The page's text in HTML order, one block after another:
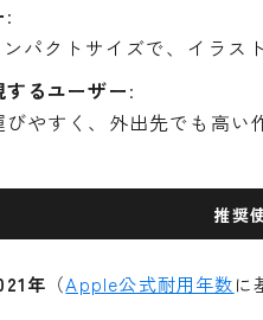
:
ンパクトサイズで、イラス
るユーザー:
びやすく、外出先でも高い
推奨
年 （Apple公式耐用年数に